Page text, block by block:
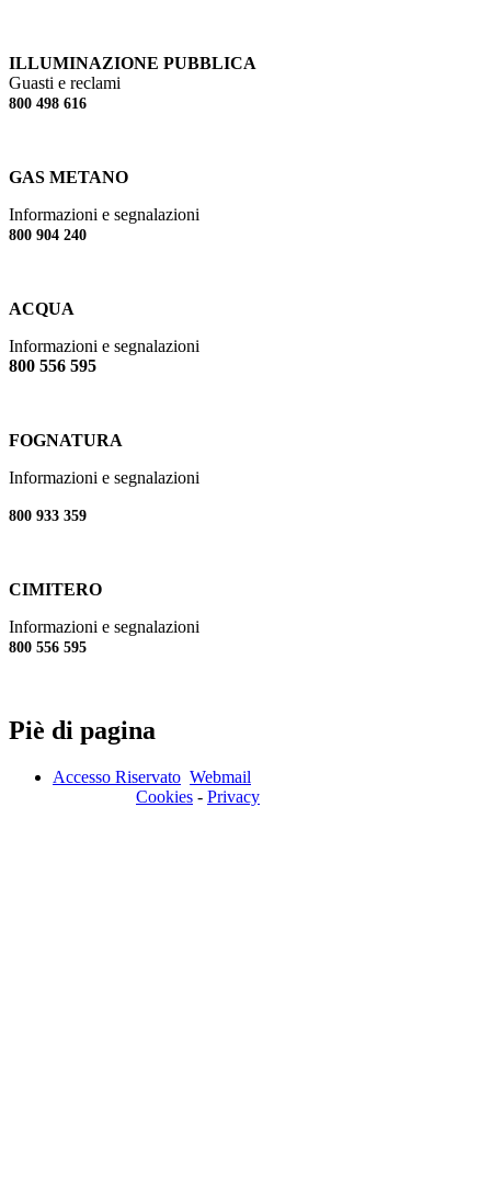
ILLUMINAZIONE PUBBLICA
Guasti e reclami
800 498 616
GAS METANO
Informazioni e segnalazioni
800 904 240
ACQUA
Informazioni e segnalazioni
800 556 595
FOGNATURA
Informazioni e segnalazioni
800 933 359
CIMITERO
Informazioni e segnalazioni
800 556 595
Piè di pagina
Accesso Riservato Webmail
Cookies - Privacy